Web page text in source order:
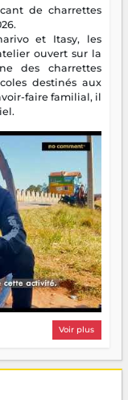
de charrettes
et Itasy, les
ouvert sur la
des charrettes
destinés aux
faire familial, il
Voir plus